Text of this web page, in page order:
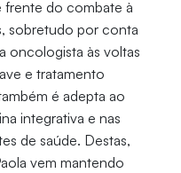
frente do combate à
sobretudo por conta
oncologista às voltas
e tratamento
é adepta ao
integrativa e nas
de saúde. Destas,
vem mantendo